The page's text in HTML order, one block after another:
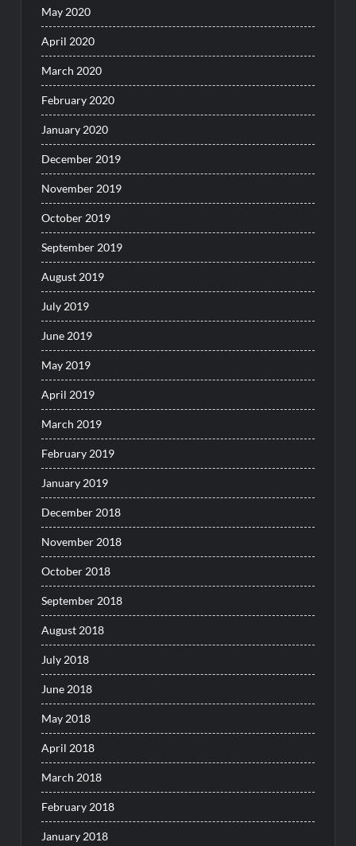
May 2020
April 2020
March 2020
February 2020
January 2020
December 2019
November 2019
October 2019
September 2019
August 2019
July 2019
June 2019
May 2019
April 2019
March 2019
February 2019
January 2019
December 2018
November 2018
October 2018
September 2018
August 2018
July 2018
June 2018
May 2018
April 2018
March 2018
February 2018
January 2018